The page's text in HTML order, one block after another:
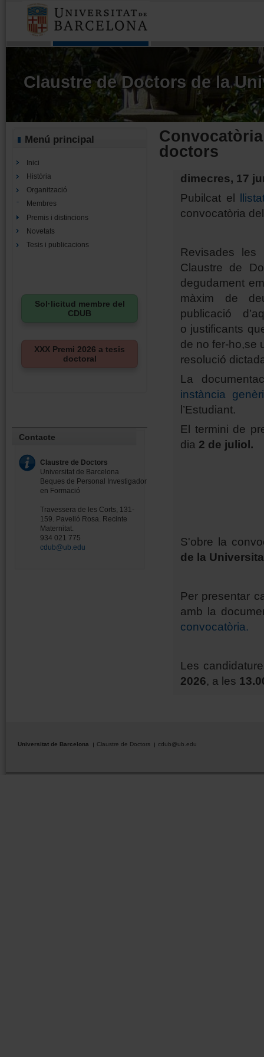
Claustre de Doctors de la
Menú principal
Inici
Història
Organització
Membres
Premis i distincions
Novetats
Tesis i publicacions
Sol·licitud membre del
CDUB
XXX Premi 2026 a tesis
doctoral
Contacte
Claustre de Doctors
Universitat de Barcelona
Beques de Personal Investigador
en Formació
Travessera de les Corts, 131-
159. Pavelló Rosa. Recinte
Maternitat.
934 021 775
cdub@ub.edu
doctors
dimecres, 17
Pubilcat el
convocatòria
Revisades
Claustre de
degudament
màxim de
publicació
o justificants
de no fer-ho,se
resolució
La
instància
l’Estudiant.
El termini de
dia 2 de juliol.
S'obre la
de la
Per presentar
amb la
convocatòria.
Les
2026, a les
Universitat de Barcelona Claustre de Doctors cdub@ub.edu